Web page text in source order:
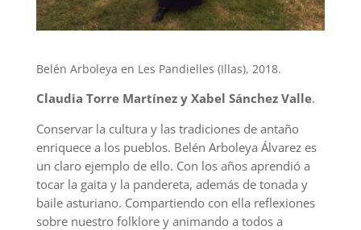
Belén Arboleya en Les Pandielles (Illas), 2018.
Claudia Torre Martínez y Xabel Sánchez Valle.
Conservar la cultura y las tradiciones de antaño
enriquece a los pueblos. Belén Arboleya Álvarez es
un claro ejemplo de ello. Con los años aprendió a
tocar la gaita y la pandereta, además de tonada y
baile asturiano. Compartiendo con ella reflexiones
sobre nuestro folklore y animando a todos a